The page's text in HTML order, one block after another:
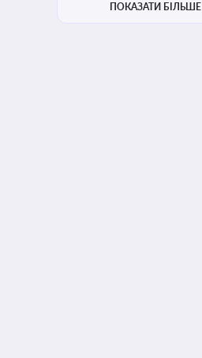
ПОКАЗАТИ БІЛЬШЕ